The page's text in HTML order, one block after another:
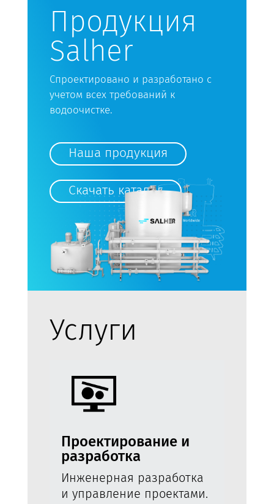
Продукция
Salher
Спроектировано и разработано с
учетом всех требований к
водоочистке.
Наша продукция
Скачать каталог
Услуги
Проектирование и
разработка
Инженерная разработка
и управление проектами.